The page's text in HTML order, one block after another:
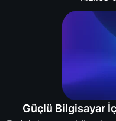
Güçlü Bilgisayar